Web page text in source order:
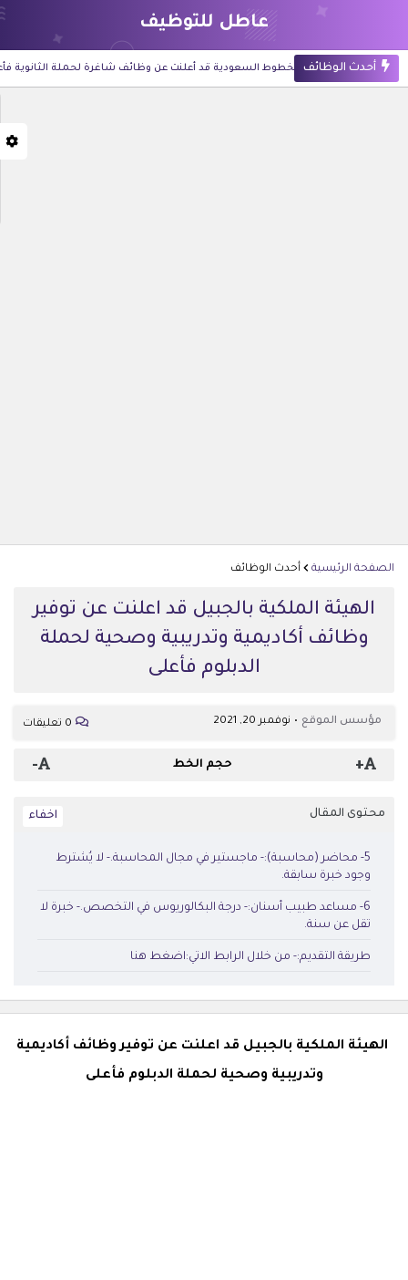
عاطل للتوظيف
أحدث الوظائف الخطوط السعودية قد أعلنت عن وظائف شاغرة لحملة الثانويةأحدث الوظائف
الصفحة الرئيسية أحدث الوظائف
الهيئة الملكية بالجبيل قد اعلنت عن توفير
وظائف أكاديمية وتدريبية وصحية لحملة
الدبلوم فأعلى
مؤسس الموقع نوفمبر 20, 2021 0 تعليقات
+ حجم الخط -
محتوى المقال
5- محاضر (محاسبة):- ماجستير في مجال المحاسبة.- لا يُشترط
وجود خبرة سابقة.
6- مساعد طبيب أسنان:- درجة البكالوريوس في التخصص.- خبرة لا
تقل عن سنة.
طريقة التقديم:- من خلال الرابط الاتي:اضغط هنا
الهيئة الملكية بالجبيل قد اعلنت عن توفير وظائف أكاديمية
وتدريبية وصحية لحملة الدبلوم فأعلى